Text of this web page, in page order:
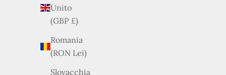
Unito
(GBP £)
Romania
(RON Lei)
Slovacchia
Tod's - Double T - Borsa a Spalla